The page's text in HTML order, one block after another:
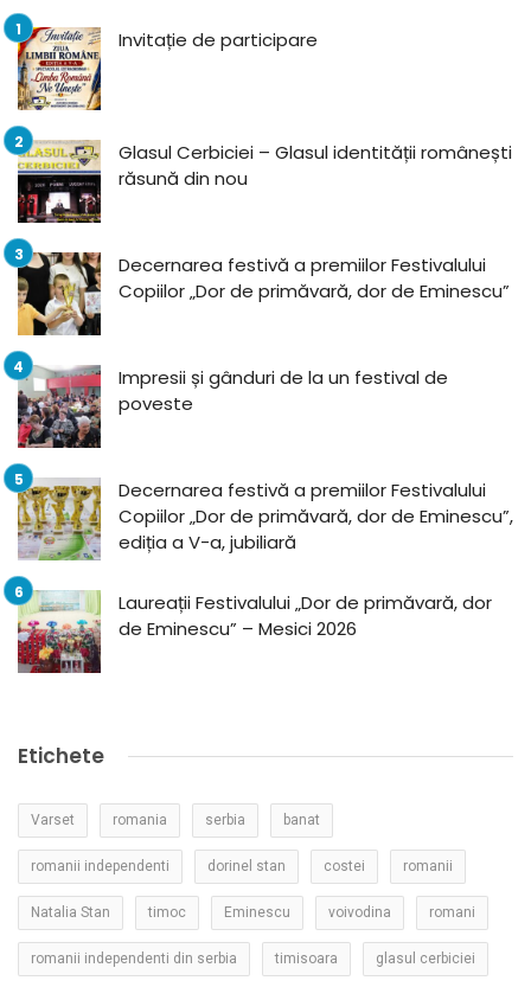
Invitație de participare
Glasul Cerbiciei – Glasul identității românești
răsună din nou
Decernarea festivă a premiilor Festivalului
Copiilor „Dor de primăvară, dor de Eminescu”
Impresii și gânduri de la un festival de
poveste
Decernarea festivă a premiilor Festivalului
Copiilor „Dor de primăvară, dor de Eminescu”,
ediția a V-a, jubiliară
Laureații Festivalului „Dor de primăvară, dor
de Eminescu” – Mesici 2026
Etichete
Varset romania serbia banat
romanii independenti dorinel stan costei romanii
Natalia Stan timoc Eminescu voivodina romani
romanii independenti din serbia timisoara glasul cerbiciei